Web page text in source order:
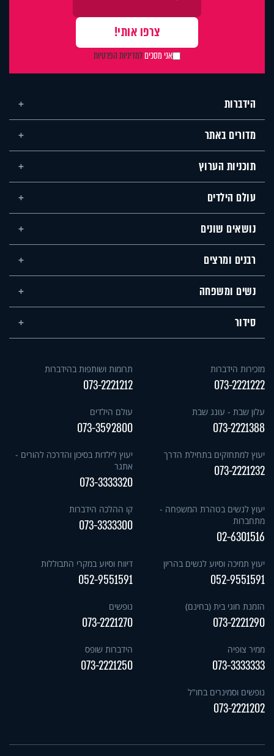
אני מסכיםלמדיניות הפרטיות
הידברות
מדורים באתר
תוכניות הערוץ
עולם הילדים
נושאים שונים
רבנים ומרצים
נשים ומשפחה
סידור
מזכירות הידברות
073-2221222
תרומות ושותפות בהידברות
073-2221212
עלון שבת - עונג שבת
073-2221388
עולם הילדים
073-3592800
יעוץ למתחזקים בתחילת הדרך
073-2221232
יעוץ לילדות בסיכון והדרכה להורים -
אתגר
073-3333320
יעוץ לנשים בטהרת המשפחה -
מתחברות
02-6301516
קו ההלכה הידברות
073-3333300
יעוץ תמיכה וסיוע לנשים בהריון
052-9551591
דיווח וסיוע במקרי התבוללות
052-9551591
הזמנת חוגי בית (בחינם)
073-2221290
נופשים
073-2221270
ממיר צופיה
073-3333333
הידברות שופס
073-2221250
נופשים וסמינרים בחו"ל
073-2221202